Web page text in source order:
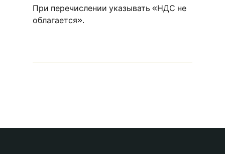
При перечислении указывать «НДС не
облагается».